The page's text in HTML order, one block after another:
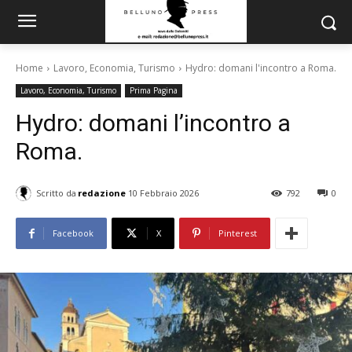
Home Lavoro, Economia, Turismo Hydro: domani l'incontro a Roma.
Lavoro, Economia, Turismo Prima Pagina
Hydro: domani l’incontro a
Roma.
Scritto da redazione 10 Febbraio 2026 0
792
Facebook X Pinterest